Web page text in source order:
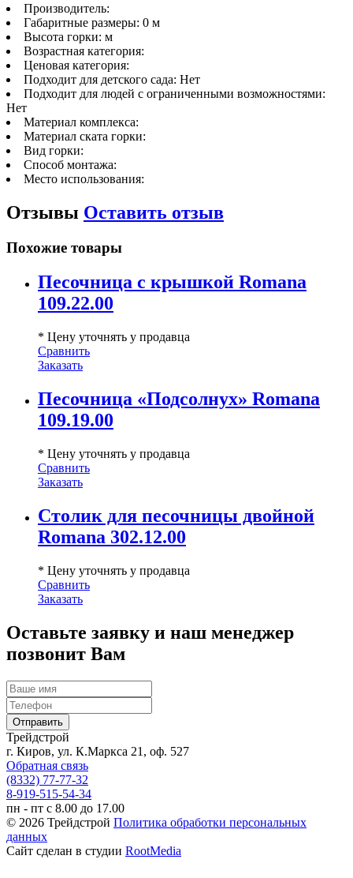
Производитель:
Габаритные размеры: 0 м
Высота горки: м
Возрастная категория:
Ценовая категория:
Подходит для детского сада: Нет
Подходит для людей с ограниченными возможностями:
Нет
Материал комплекса:
Материал ската горки:
Вид горки:
Способ монтажа:
Место использования:
Отзывы Оставить отзыв
Похожие товары
Песочница с крышкой Romana
109.22.00
* Цену уточнять у продавца
Сравнить
Заказать
Песочница «Подсолнух» Romana
109.19.00
* Цену уточнять у продавца
Сравнить
Заказать
Столик для песочницы двойной
Romana 302.12.00
* Цену уточнять у продавца
Сравнить
Заказать
Оставьте заявку и наш менеджер
позвонит Вам
Трейдстрой
г. Киров, ул. К.Маркса 21, оф. 527
Обратная связь
(8332) 77-77-32
8-919-515-54-34
пн - пт с 8.00 до 17.00
© 2026 Трейдстрой Политика обработки персональных
данных
Сайт сделан в студии RootMedia